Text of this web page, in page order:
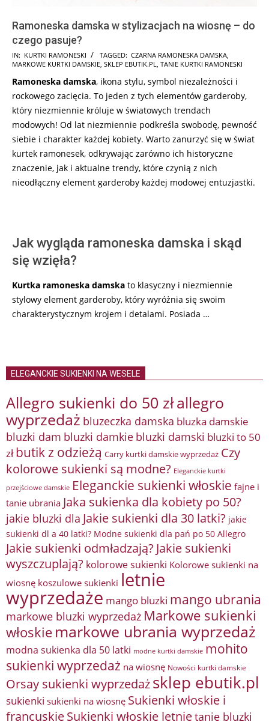
Ramoneska damska w stylizacjach na wiosnę – do
czego pasuje?
2026-
03-
27
IN: KURTKI RAMONESKI TAGGED: CZARNA RAMONESKA DAMSKA,
MARKOWE KURTKI DAMSKIE, SKLEP EBUTIK.PL, TANIE KURTKI RAMONESKI
Ramoneska damska, ikona stylu, symbol niezależności i
rockowego zacięcia. To jeden z tych elementów garderoby,
który niezmiennie króluje w światowych trendach
modowych! Od lat niezmiennie podkreśla swobodę, pewność
siebie i charakter każdej kobiety. Warto zanurzyć się w świat
kurtek ramonesek, odkrywając zarówno ich historyczne
znaczenie, jak i aktualne trendy, które czynią z nich
nieodłączny element garderoby każdej modowej entuzjastki.
Jak wygląda ramoneska damska i skąd
się wzięła?
Kurtka ramoneska damska to klasyczny i niezmiennie
stylowy element garderoby, który wyróżnia się swoim
charakterystycznym krojem i detalami. Posiada …
ELEGANCKIE SUKIENKI NA WESELE
Allegro sukienki do 50 złallegro
wyprzedaż bluzeczka damska bluzka damskie
bluzki dam bluzki damkie bluzki damski bluzki to 50
zł butik z odzieżą Carry kurtki damskie wyprzedaż Czy
kolorowe sukienki są modne? Eleganckie kurtki
przejściowe damskie Eleganckie sukienki włoskie fajne i
tanie ubrania Jaka sukienka dla kobiety po 50?
jakie bluzki dla Jakie sukienki dla 30 latki? jakie
sukienki dl a 40 latki? Modne sukienki dla pań po 50 Allegro
Jakie sukienki odmładzają? Jakie sukienki
wyszczuplają? kolorowe sukienki Kolorowe sukienki na
wiosnę koszulowe sukienki letnie
wyprzedaże mango bluzki mango ubrania
markowe bluzki wyprzedaż Markowe sukienki
włoskie markowe ubrania wyprzedaż
modna sukienka dla 50 latki modne kurtki damskie mohito
sukienki wyprzedaż na wiosnę Nowości kurtki damskie
Orsay sukienki wyprzedażsklep ebutik.pl
sukienki sukienki na wiosnę Sukienki włoskie i
francuskieSukienki włoskie letnietanie bluzki